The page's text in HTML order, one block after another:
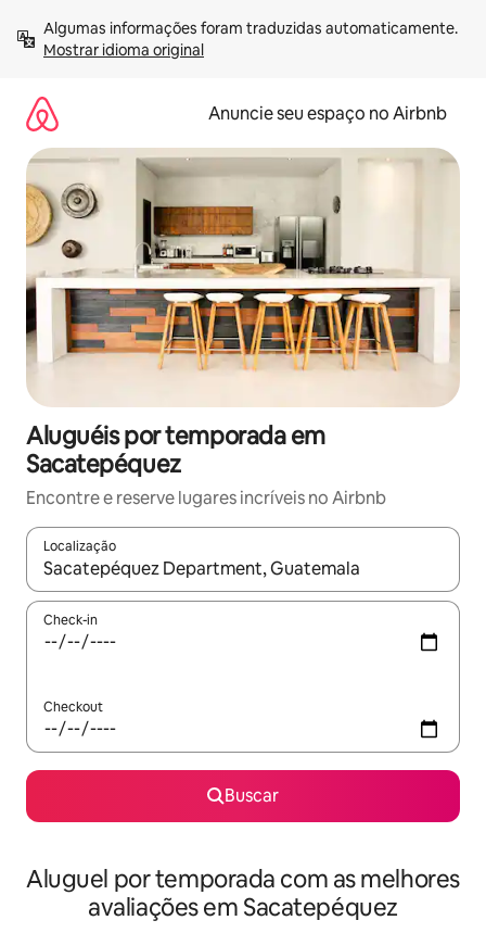
para
Mostrar idioma original
Anuncie seu espaço no Airbnb
Aluguéis por temporada em
Sacatepéquez
Encontre e reserve lugares incríveis no Airbnb
Localização
Quando os resultados estiverem disponíveis, explore-os
Check-in
Checkout
Buscar
Aluguel por temporada com as melhores
avaliações em Sacatepéquez